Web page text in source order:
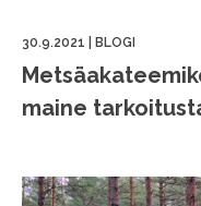
30.9.2021 BLOGI
maine